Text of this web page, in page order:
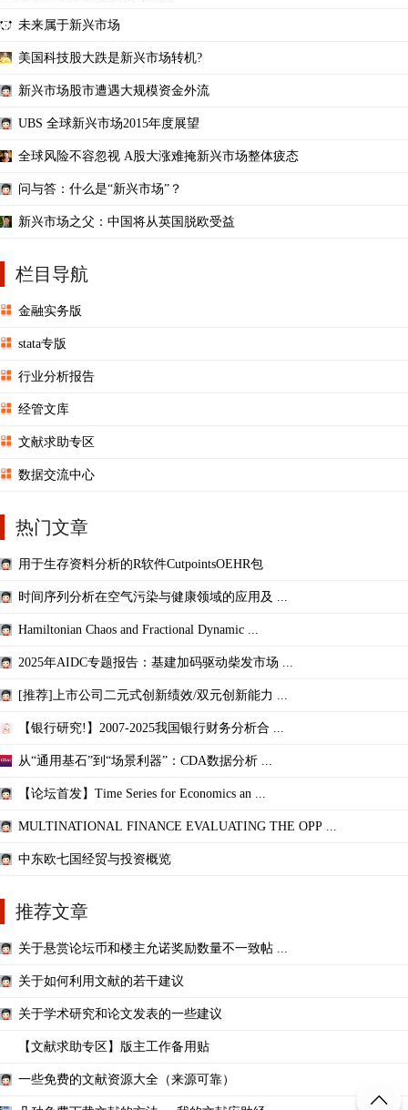
未来属于新兴市场
美国科技股大跌是新兴市场转机?
新兴市场股市遭遇大规模资金外流
UBS 全球新兴市场2015年度展望
全球风险不容忽视 A股大涨难掩新兴市场整体疲态
问与答：什么是“新兴市场”？
新兴市场之父：中国将从英国脱欧受益
栏目导航
金融实务版
stata专版
行业分析报告
经管文库
文献求助专区
数据交流中心
热门文章
用于生存资料分析的R软件CutpointsOEHR包
时间序列分析在空气污染与健康领域的应用及 ...
Hamiltonian Chaos and Fractional Dynamic ...
2025年AIDC专题报告：基建加码驱动柴发市场 ...
[推荐]上市公司二元式创新绩效/双元创新能力 ...
【银行研究!】2007-2025我国银行财务分析合 ...
从“通用基石”到“场景利器”：CDA数据分析 ...
【论坛首发】Time Series for Economics an ...
MULTINATIONAL FINANCE EVALUATING THE OPP ...
中东欧七国经贸与投资概览
推荐文章
关于悬赏论坛币和楼主允诺奖励数量不一致帖 ...
关于如何利用文献的若干建议
关于学术研究和论文发表的一些建议
【文献求助专区】版主工作备用贴
一些免费的文献资源大全（来源可靠）